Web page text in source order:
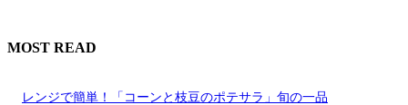
MOST READ
レンジで簡単！「コーンと枝豆のポテサラ」旬の一品